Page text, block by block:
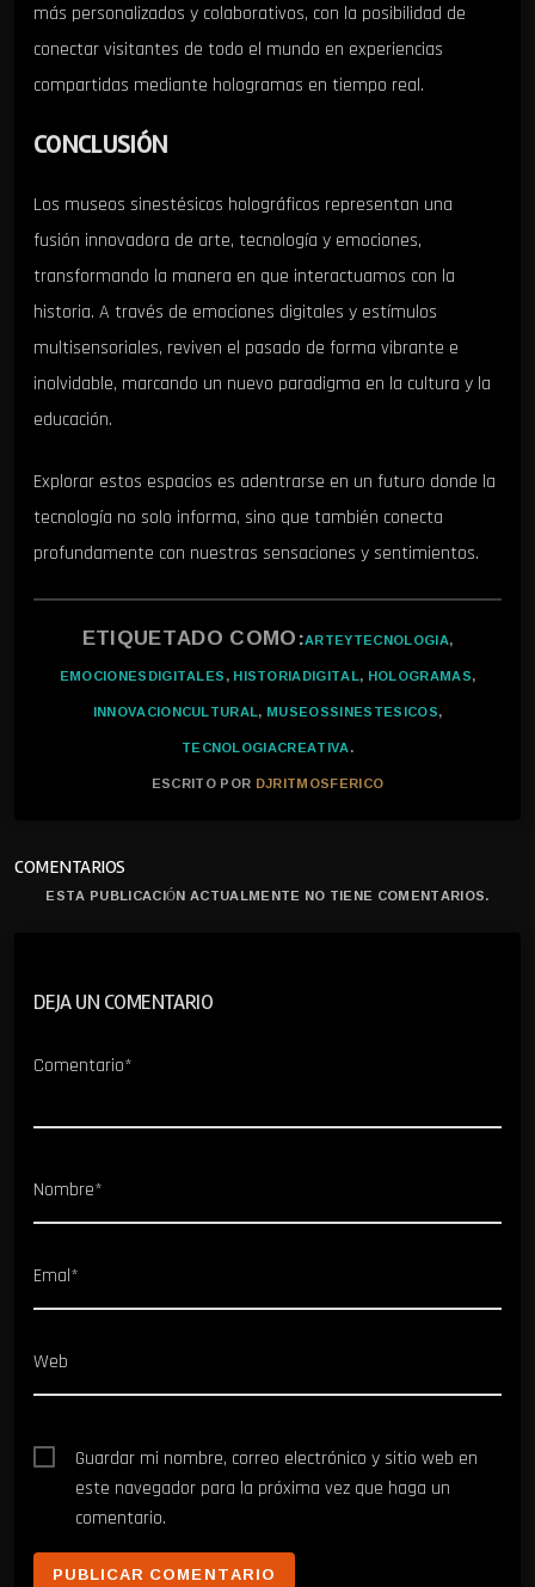
más personalizados y colaborativos, con la posibilidad de
conectar visitantes de todo el mundo en experiencias
compartidas mediante hologramas en tiempo real.
CONCLUSIÓN
Los museos sinestésicos holográficos representan una
fusión innovadora de arte, tecnología y emociones,
transformando la manera en que interactuamos con la
historia. A través de emociones digitales y estímulos
multisensoriales, reviven el pasado de forma vibrante e
inolvidable, marcando un nuevo paradigma en la cultura y la
educación.
Explorar estos espacios es adentrarse en un futuro donde la
tecnología no solo informa, sino que también conecta
profundamente con nuestras sensaciones y sentimientos.
ETIQUETADO COMO:ARTEYTECNOLOGIA,
EMOCIONESDIGITALES,HISTORIADIGITAL, HOLOGRAMAS,
INNOVACIONCULTURAL, MUSEOSSINESTESICOS,
TECNOLOGIACREATIVA.
ESCRITO POR DJRITMOSFERICO
COMENTARIOS
ESTA PUBLICACIÓN ACTUALMENTE NO TIENE COMENTARIOS.
DEJA UN COMENTARIO
Comentario*
Nombre*
Emal*
Web
Guardar mi nombre, correo electrónico y sitio web en
este navegador para la próxima vez que haga un
comentario.